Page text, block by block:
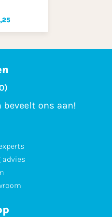
beveelt ons aan!